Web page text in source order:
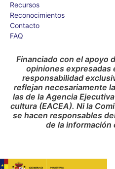
Recursos
Reconocimientos
Contacto
FAQ
Financiado con el apoyo
opiniones expresadas
responsabilidad
reflejan necesariamente
las de la Agencia
cultura (EACEA). Ni la
se hacen responsables
de la información